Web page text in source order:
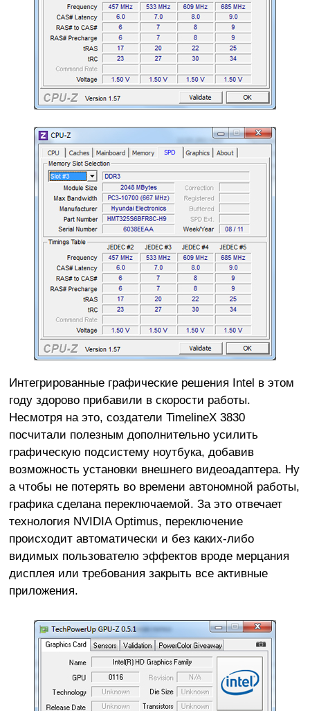
Интегрированные графические решения Intel в этом
году здорово прибавили в скорости работы.
Несмотря на это, создатели TimelineX 3830
посчитали полезным дополнительно усилить
графическую подсистему ноутбука, добавив
возможность установки внешнего видеоадаптера. Ну
а чтобы не потерять во времени автономной работы,
графика сделана переключаемой. За это отвечает
технология NVIDIA Optimus, переключение
происходит автоматически и без каких-либо
видимых пользователю эффектов вроде мерцания
дисплея или требования закрыть все активные
приложения.